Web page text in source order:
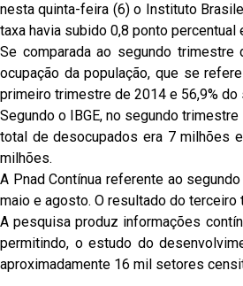
nesta quinta-feira (6) o Instituto
taxa havia subido 0,8 ponto
Se comparada ao segundo
ocupação da população, que se
primeiro trimestre de 2014 e 56,9%
Segundo o IBGE, no segundo
total de desocupados era 7 milhões
milhões.
A Pnad Contínua referente ao
maio e agosto. O resultado do
A pesquisa produz informações
permitindo, o estudo do
aproximadamente 16 mil setores